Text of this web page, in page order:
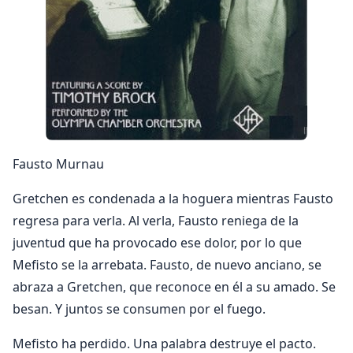
Fausto Murnau
Gretchen es condenada a la hoguera mientras Fausto
regresa para verla. Al verla, Fausto reniega de la
juventud que ha provocado ese dolor, por lo que
Mefisto se la arrebata. Fausto, de nuevo anciano, se
abraza a Gretchen, que reconoce en él a su amado. Se
besan. Y juntos se consumen por el fuego.
Mefisto ha perdido. Una palabra destruye el pacto.